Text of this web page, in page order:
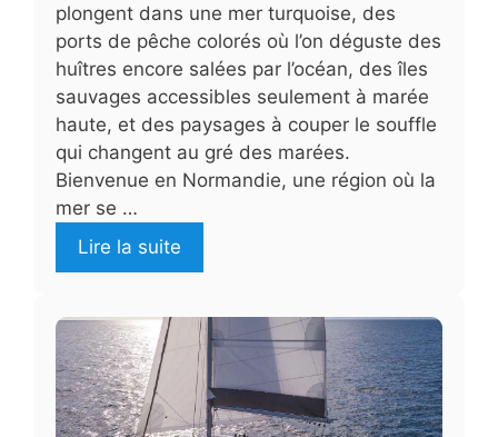
plongent dans une mer turquoise, des
ports de pêche colorés où l’on déguste des
huîtres encore salées par l’océan, des îles
sauvages accessibles seulement à marée
haute, et des paysages à couper le souffle
qui changent au gré des marées.
Bienvenue en Normandie, une région où la
mer se …
Lire la suite